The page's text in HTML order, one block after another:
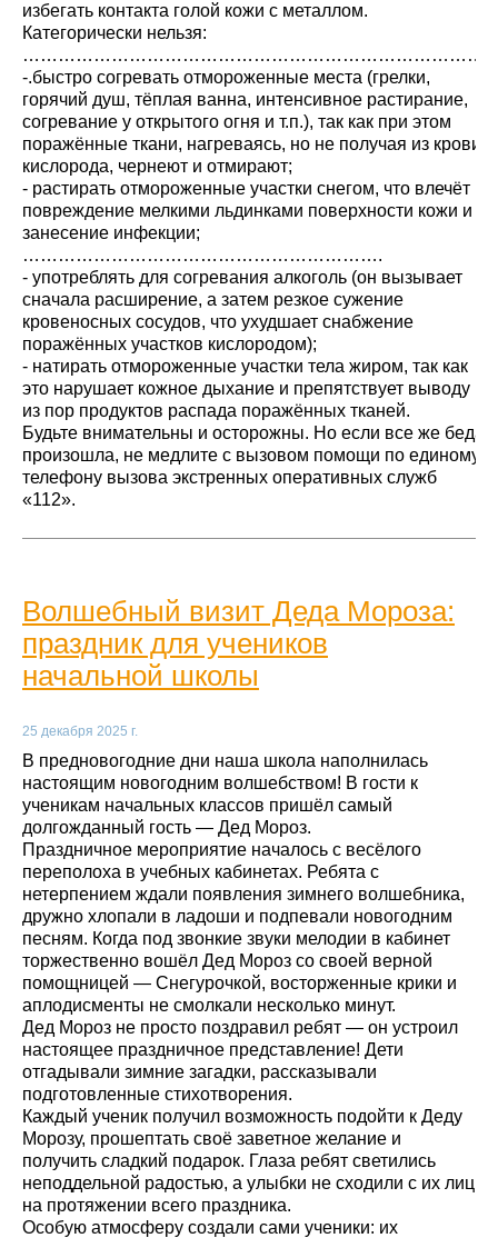
избегать контакта голой кожи с металлом.
Категорически нельзя:
…………………………………………………………………….
-.быстро согревать отмороженные места (грелки,
горячий душ, тёплая ванна, интенсивное растирание,
согревание у открытого огня и т.п.), так как при этом
поражённые ткани, нагреваясь, но не получая из крови
кислорода, чернеют и отмирают;
- растирать отмороженные участки снегом, что влечёт
повреждение мелкими льдинками поверхности кожи и
занесение инфекции;
…………………………………………………….
- употреблять для согревания алкоголь (он вызывает
сначала расширение, а затем резкое сужение
кровеносных сосудов, что ухудшает снабжение
поражённых участков кислородом);
- натирать отмороженные участки тела жиром, так как
это нарушает кожное дыхание и препятствует выводу
из пор продуктов распада поражённых тканей.
Будьте внимательны и осторожны. Но если все же беда
произошла, не медлите с вызовом помощи по единому
телефону вызова экстренных оперативных служб
«112».
Волшебный визит Деда Мороза:
праздник для учеников
начальной школы
25 декабря 2025 г.
В предновогодние дни наша школа наполнилась
настоящим новогодним волшебством! В гости к
ученикам начальных классов пришёл самый
долгожданный гость — Дед Мороз.
Праздничное мероприятие началось с весёлого
переполоха в учебных кабинетах. Ребята с
нетерпением ждали появления зимнего волшебника,
дружно хлопали в ладоши и подпевали новогодним
песням. Когда под звонкие звуки мелодии в кабинет
торжественно вошёл Дед Мороз со своей верной
помощницей — Снегурочкой, восторженные крики и
аплодисменты не смолкали несколько минут.
Дед Мороз не просто поздравил ребят — он устроил
настоящее праздничное представление! Дети
отгадывали зимние загадки, рассказывали
подготовленные стихотворения.
Каждый ученик получил возможность подойти к Деду
Морозу, прошептать своё заветное желание и
получить сладкий подарок. Глаза ребят светились
неподдельной радостью, а улыбки не сходили с их лиц
на протяжении всего праздника.
Особую атмосферу создали сами ученики: их